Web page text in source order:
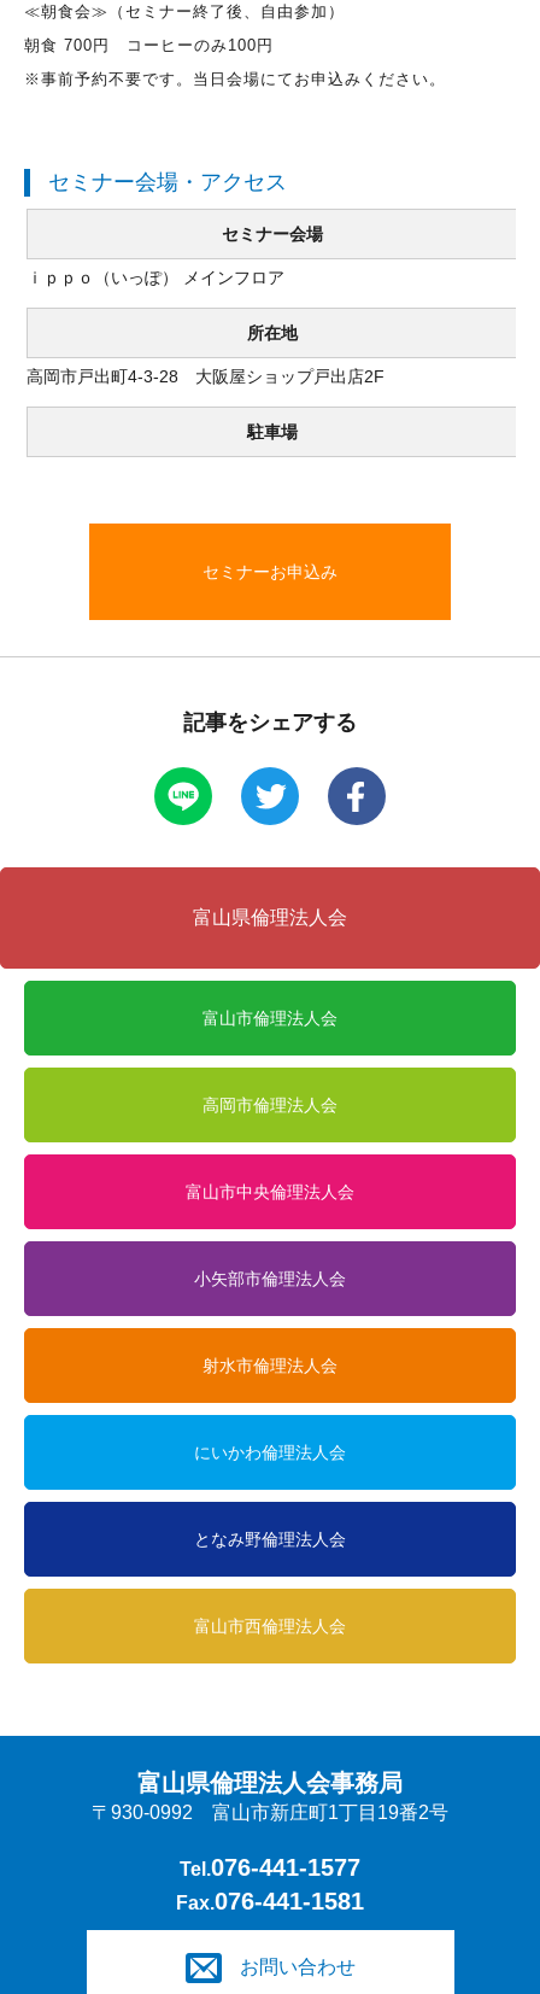
≪朝食会≫（セミナー終了後、自由参加）
朝食 700円 コーヒーのみ100円
※事前予約不要です。当日会場にてお申込みください。
セミナー会場・アクセス
セミナー会場
ｉｐｐｏ（いっぽ） メインフロア
所在地
高岡市戸出町4-3-28 大阪屋ショップ戸出店2F
駐車場
セミナーお申込み
記事をシェアする
富山県倫理法人会
富山市倫理法人会
高岡市倫理法人会
富山市中央倫理法人会
小矢部市倫理法人会
射水市倫理法人会
にいかわ倫理法人会
となみ野倫理法人会
富山市西倫理法人会
富山県倫理法人会事務局
〒930-0992 富山市新庄町1丁目19番2号
Tel.076-441-1577
Fax.076-441-1581
お問い合わせ